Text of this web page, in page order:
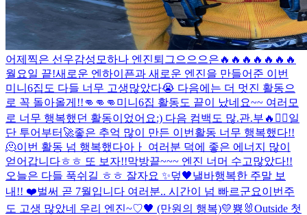
어제찍은 선우감성 모하나 엔진퇴그으으으은 🔥🔥🔥🔥🔥🔥🔥
월요일 끝!새로운 엔하이픈과 새로운 엔진을 만들어준 이번
미니6집도 다들 너무 고생많았다😭 다음에는 더 멋진 활동으
로 꼭 돌아올게!!👊👊👊 미니6집 활동도 끝이 났네요~~ 여러모
로 너무 행복했던 활동이었어요:) 다음 컴백도 많.관.부🔥❤️‍🔥일
단 투어부터🚀좋은 추억 많이 만든 이번활동 너무 행복했다!!
🫠이번 활동 넘 행복했다아ㅏ 여러분 덕에 좋은 에너지 많이
얻어갑니다ㅎㅎ 또 보자!!막방끝~~~ 엔진 너머 수고많았다!!
오늘은 다들 푹쉬길 ㅎㅎ 잘자요 ✨️덮🖤낼바행복한 주말 보
내!! ❤️벌써 곧 7월입니다 여러분.. 시간이 넘 빠르군요이번주
도 고생 많았네 우리 엔진~♡🖤 (만원의 행복)💛뿅🐰Outside 첫